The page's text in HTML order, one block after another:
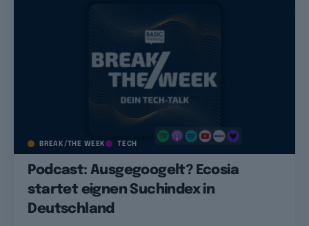
BREAK/THE WEEK TECH
Podcast: Ausgegoogelt? Ecosia
startet eignen Suchindex in
Deutschland